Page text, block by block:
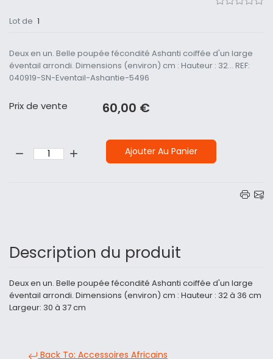
Lot de 1
Deux en un. Belle poupée fécondité Ashanti coiffée d'un large
éventail arrondi. Dimensions (environ) cm : Hauteur : 32... REF:
040919-SN-Eventail-Ashantie-5496
Prix ​​de vente 60,00 €
Ajouter Au Panier
Description du produit
Deux en un. Belle poupée fécondité Ashanti coiffée d'un large
éventail arrondi. Dimensions (environ) cm : Hauteur : 32 à 36 cm
Largeur: 30 à 37 cm
Back To: Accessoires Africains